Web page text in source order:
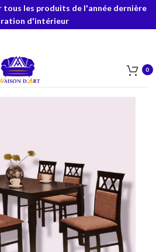
0
tous les produits de l'année dernière
d'intérieur